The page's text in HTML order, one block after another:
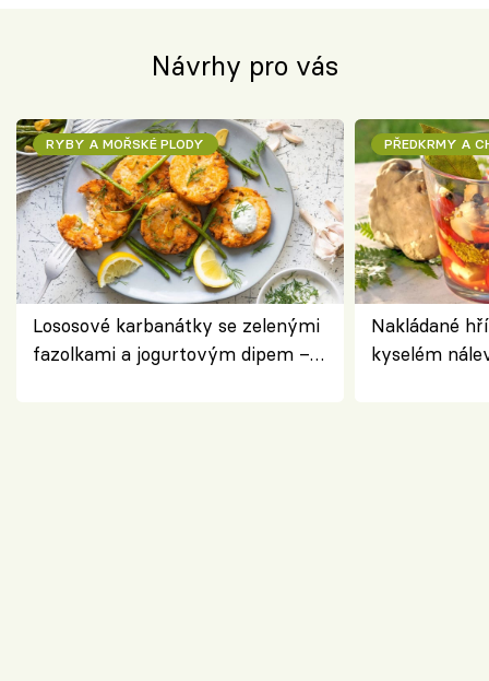
Návrhy pro vás
RYBY A MOŘSKÉ PLODY
Lososové karbanátky se zelenými
fazolkami a jogurtovým dipem –
PŘEDKRMY A
Nakládané
kyselém